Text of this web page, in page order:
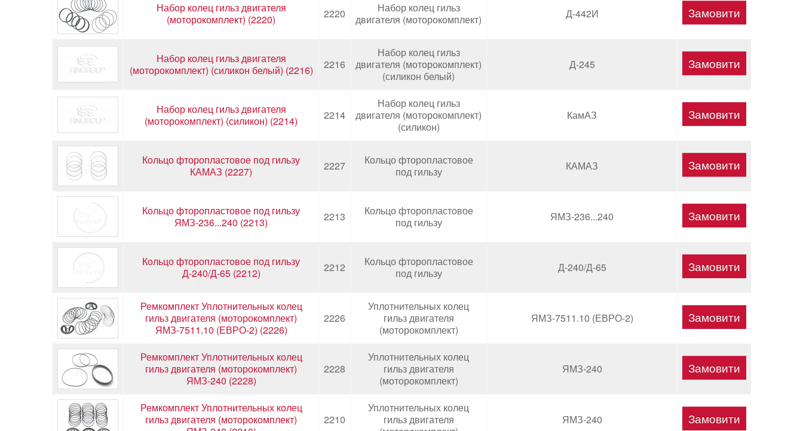
Набор колец гильз двигателя
(моторокомплект) (2220)
2220
Набор колец гильз
двигателя (моторокомплект)
Д-442И
Набор колец гильз двигателя
(моторокомплект) (силикон белый) (2216)
2216
Набор колец гильз
двигателя (моторокомплект)
(силикон белый)
Д-245
Набор колец гильз двигателя
(моторокомплект) (силикон) (2214)
2214
Набор колец гильз
двигателя (моторокомплект)
(силикон)
КамАЗ
Кольцо фторопластовое под гильзу
КАМАЗ (2227)
2227
Кольцо фторопластовое
под гильзу
КАМАЗ
Кольцо фторопластовое под гильзу
ЯМЗ-236...240 (2213)
2213
Кольцо фторопластовое
под гильзу
ЯМЗ-236...240
Кольцо фторопластовое под гильзу
Д-240/Д-65 (2212)
2212
Кольцо фторопластовое
под гильзу
Д-240/Д-65
Ремкомплект Уплотнительных колец
гильз двигателя (моторокомплект)
ЯМЗ-7511.10 (ЕВРО-2) (2226)
2226
Уплотнительных колец
гильз двигателя
(моторокомплект)
ЯМЗ-7511.10 (ЕВРО-2)
Ремкомплект Уплотнительных колец
гильз двигателя (моторокомплект)
ЯМЗ-240 (2228)
2228
Уплотнительных колец
гильз двигателя
(моторокомплект)
ЯМЗ-240
Ремкомплект Уплотнительных колец
гильз двигателя (моторокомплект)
2210
Уплотнительных колец
гильз двигателя
ЯМЗ-240